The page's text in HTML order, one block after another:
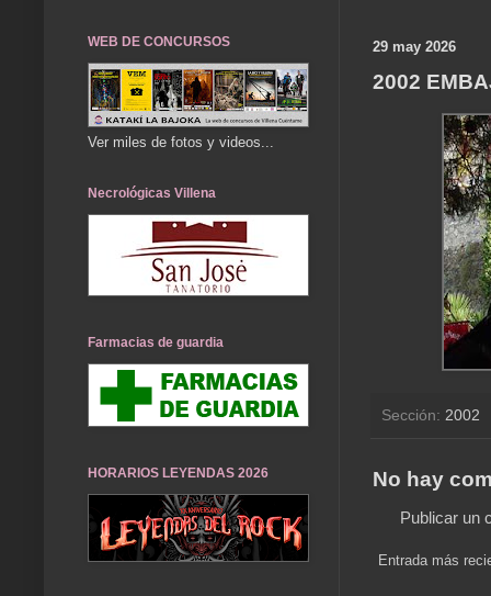
29 may 2026
2002
Sección: 2002
No hay
Publicar un
Entrada más
WEB DE CONCURSOS
Ver miles de fotos y videos...
Necrológicas Villena
Farmacias de guardia
HORARIOS LEYENDAS 2026